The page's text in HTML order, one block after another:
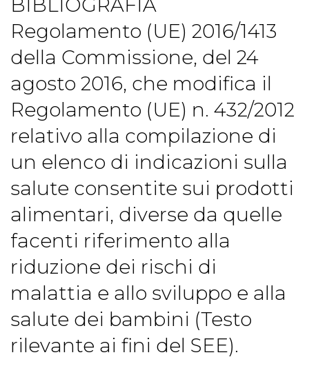
Regolamento (UE) 2016/1413
della Commissione, del 24
agosto 2016, che modifica il
Regolamento (UE) n. 432/2012
relativo alla compilazione di
un elenco di indicazioni sulla
salute consentite sui prodotti
alimentari, diverse da quelle
facenti riferimento alla
riduzione dei rischi di
malattia e allo sviluppo e alla
salute dei bambini (Testo
rilevante ai fini del SEE).